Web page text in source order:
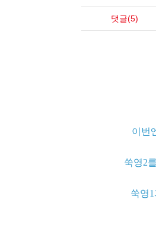
댓글(5)
이번
쑥영2
쑥영